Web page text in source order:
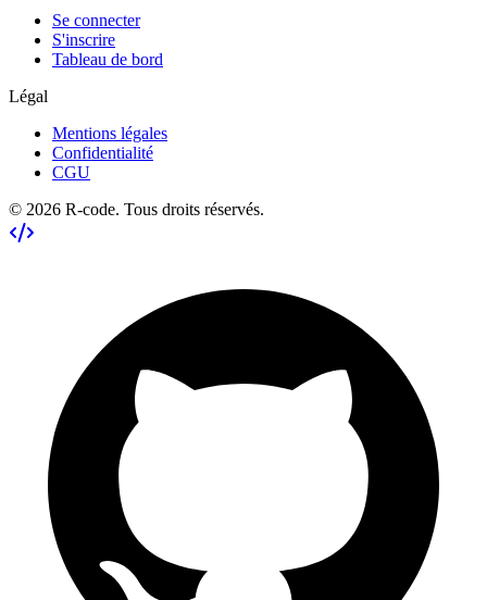
Se connecter
S'inscrire
Tableau de bord
Légal
Mentions légales
Confidentialité
CGU
© 2026 R-code. Tous droits réservés.